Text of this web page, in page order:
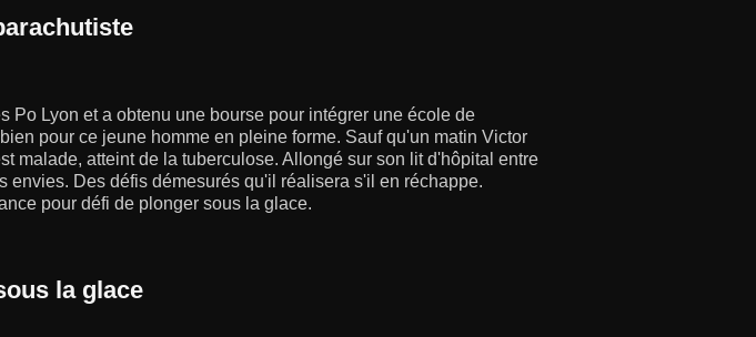
Po Lyon et a obtenu une bourse pour intégrer une école de
pour ce jeune homme en pleine forme. Sauf qu'un matin Victor
malade, atteint de la tuberculose. Allongé sur son lit d'hôpital entre
envies. Des défis démesurés qu'il réalisera s'il en réchappe.
pour défi de plonger sous la glace.
la glace